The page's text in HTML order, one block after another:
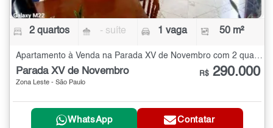
2 quartos - suíte 1 vaga 50 m²
Parada XV de Novembro
Zona Leste - São Paulo
R$ 290.000
WhatsApp Contatar